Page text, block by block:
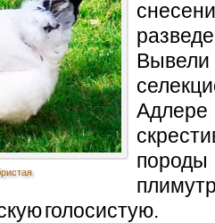
Адлере
голосистую.